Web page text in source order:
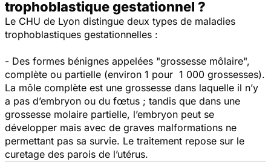
trophoblastique gestationnel ?
Le CHU de Lyon distingue deux types de maladies
trophoblastiques gestationnelles :
- Des formes bénignes appelées "grossesse môlaire",
complète ou partielle (environ 1 pour 1 000 grossesses).
La môle complète est une grossesse dans laquelle il n’y
a pas d’embryon ou du fœtus ; tandis que dans une
grossesse molaire partielle, l’embryon peut se
développer mais avec de graves malformations ne
permettant pas sa survie. Le traitement repose sur le
curetage des parois de l’utérus.